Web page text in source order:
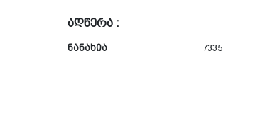
აღწერა :
ნანახია 7335